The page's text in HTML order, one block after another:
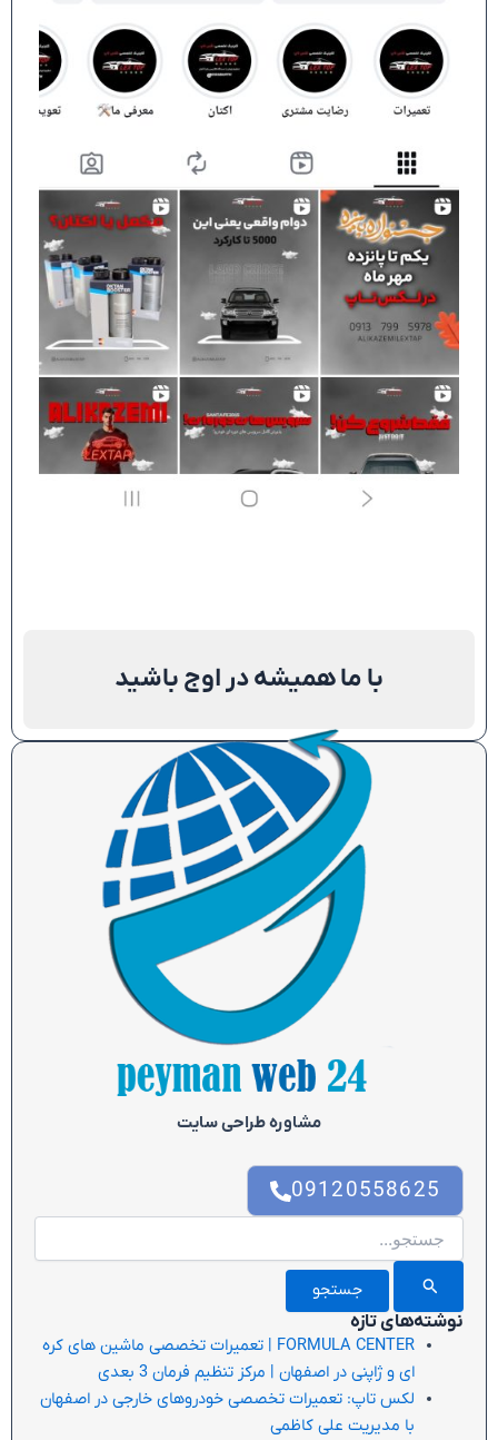
با ما همیشه در اوج باشید
مشاوره طراحی سایت
09120558625
جستجو
برای:
نوشته‌های تازه
FORMULA CENTER | تعمیرات تخصصی ماشین های کره
ای و ژاپنی در اصفهان | مرکز تنظیم فرمان 3 بعدی
لکس تاپ: تعمیرات تخصصی خودروهای خارجی در اصفهان
با مدیریت علی کاظمی